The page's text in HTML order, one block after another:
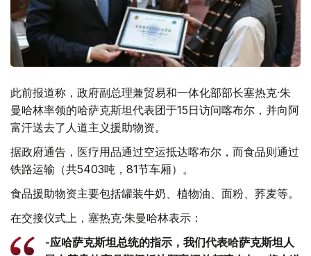
此前报道称，政府副总理兼贸易和一体化部部长塞热克·朱
曼哈林率领的哈萨克斯坦代表团于15日访问喀布尔，并向阿
富汗送去了人道主义援助物资。
据政府通告，医疗用品通过空运抵达喀布尔，而食品则通过
铁路运输（共5403吨，81节车厢）。
食品援助物资主要包括罐装牛奶、植物油、面粉、荞麦等。
在交接仪式上，塞热克·朱曼哈林表示：
-应哈萨克斯坦总统的指示，我们代表哈萨克斯坦人